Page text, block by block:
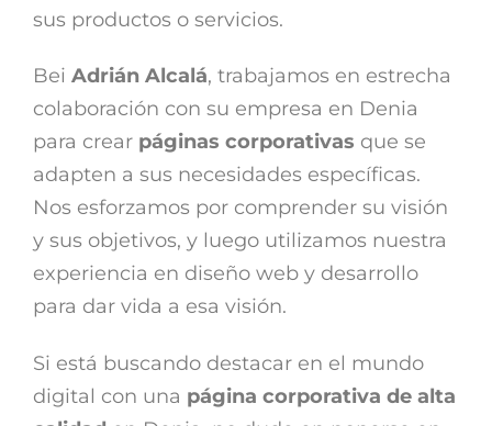
sus productos o servicios.
Bei Adrián Alcalá, trabajamos en estrecha
colaboración con su empresa en Denia
para crear páginas corporativas que se
adapten a sus necesidades específicas.
Nos esforzamos por comprender su visión
y sus objetivos, y luego utilizamos nuestra
experiencia en diseño web y desarrollo
para dar vida a esa visión.
Si está buscando destacar en el mundo
digital con una página corporativa de alta